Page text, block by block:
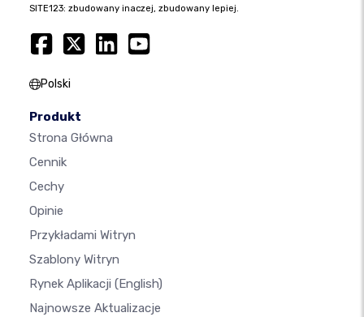
SITE123: zbudowany inaczej, zbudowany lepiej.
Polski
Produkt
Strona Główna
Cennik
Cechy
Opinie
Przykładami Witryn
Szablony Witryn
Rynek Aplikacji (English)
Najnowsze Aktualizacje